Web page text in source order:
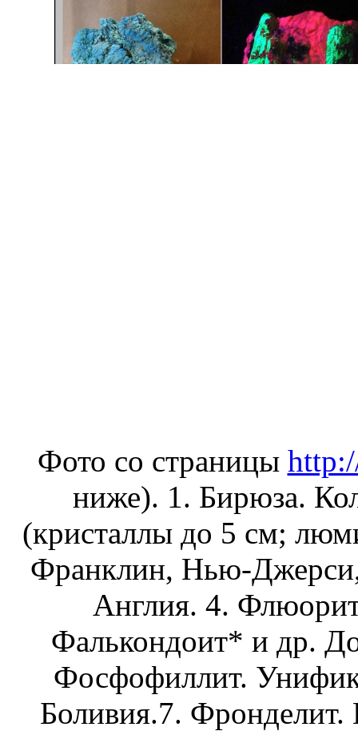
Фото со страницы
ниже). 1. Бирюза.
(кристаллы до 5 см;
Франклин, Нью-
Англия. 4.
Фалькондоит* и др.
Фосфофиллит.
Боливия.7.